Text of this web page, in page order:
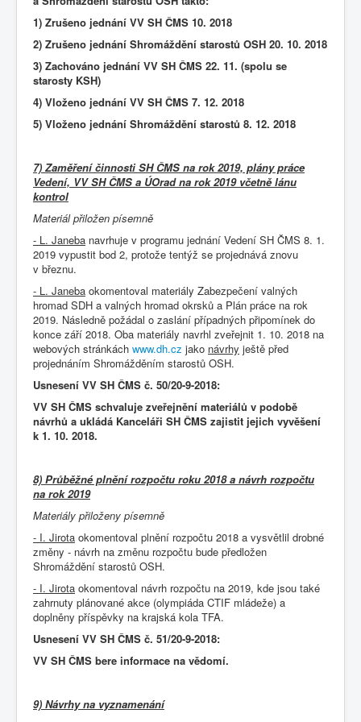
1) Zrušeno jednání VV SH ČMS 10. 2018
2) Zrušeno jednání Shromáždění starostů OSH 20. 10. 2018
3) Zachováno jednání VV SH ČMS 22. 11. (spolu se
starosty KSH)
4) Vloženo jednání VV SH ČMS 7. 12. 2018
5) Vloženo jednání Shromáždění starostů 8. 12. 2018
7) Zaměření činnosti SH ČMS na rok 2019, plány práce
Vedení, VV SH ČMS a ÚOrad na rok 2019 včetně lánu
kontrol
Materiál přiložen písemně
- L. Janeba navrhuje v programu jednání Vedení SH ČMS 8. 1.
2019 vypustit bod 2, protože tentýž se projednává znovu
v březnu.
- L. Janeba okomentoval materiály Zabezpečení valných
hromad SDH a valných hromad okrsků a Plán práce na rok
2019. Následně požádal o zaslání případných připomínek do
konce září 2018. Oba materiály navrhl zveřejnit 1. 10. 2018 na
webových stránkách www.dh.cz jako návrhy ještě před
projednáním Shromážděním starostů OSH.
Usnesení VV SH ČMS č. 50/20-9-2018:
VV SH ČMS schvaluje zveřejnění materiálů v podobě
návrhů a ukládá Kanceláři SH ČMS zajistit jejich vyvěšení
k 1. 10. 2018.
8) Průběžné plnění rozpočtu roku 2018 a návrh rozpočtu
na rok 2019
Materiály přiloženy písemně
- I. Jirota okomentoval plnění rozpočtu 2018 a vysvětlil drobné
změny - návrh na změnu rozpočtu bude předložen
Shromáždění starostů OSH.
- I. Jirota okomentoval návrh rozpočtu na 2019, kde jsou také
zahrnuty plánované akce (olympiáda CTIF mládeže) a
doplněny příspěvky na krajská kola TFA.
Usnesení VV SH ČMS č. 51/20-9-2018:
VV SH ČMS bere informace na vědomí.
9) Návrhy na vyznamenání